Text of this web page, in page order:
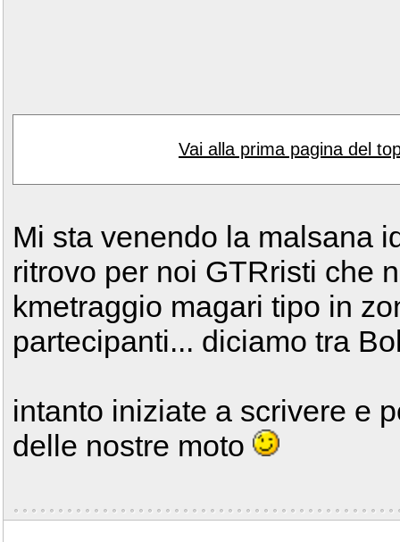
Vai alla prima pagina del
Mi sta venendo la malsana
ritrovo per noi GTRristi che
kmetraggio magari tipo in
partecipanti... diciamo tra
intanto iniziate a scrivere e
delle nostre moto